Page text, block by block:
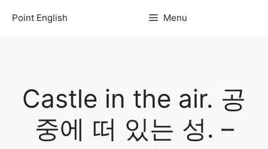
Point English Menu
Castle in the air. 공
중에 떠 있는 성. –